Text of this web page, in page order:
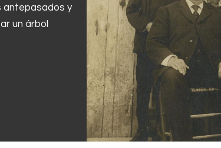
antepasados y
un árbol